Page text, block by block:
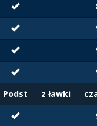
Podst z ławki